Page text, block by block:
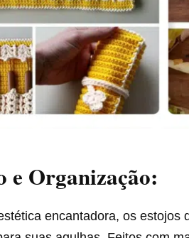
e Organização:
encantadora, os estojos